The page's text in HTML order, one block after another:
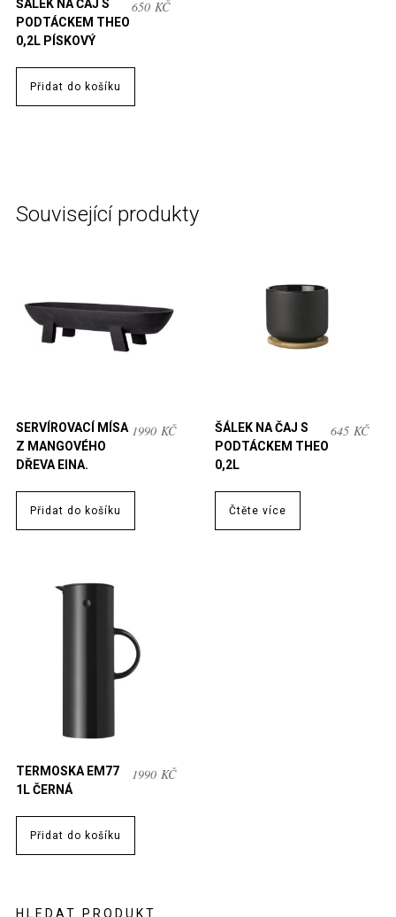
ŠÁLEK NA ČAJ S
PODTÁCKEM THEO
0,2L PÍSKOVÝ
650KČ
Přidat do košíku
Související produkty
SERVÍROVACÍ MÍSA
Z MANGOVÉHO
DŘEVA EINA.
1990 KČ
Přidat do košíku
ŠÁLEK NA ČAJ S
PODTÁCKEM THEO
0,2L
645 KČ
Čtěte více
TERMOSKA EM77
1L ČERNÁ
1990KČ
Přidat do košíku
HLEDAT PRODUKT